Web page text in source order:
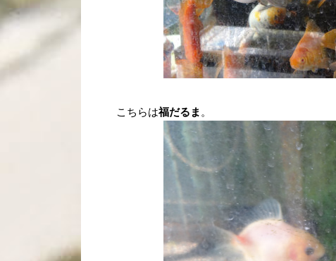
こちらは福だるま 。